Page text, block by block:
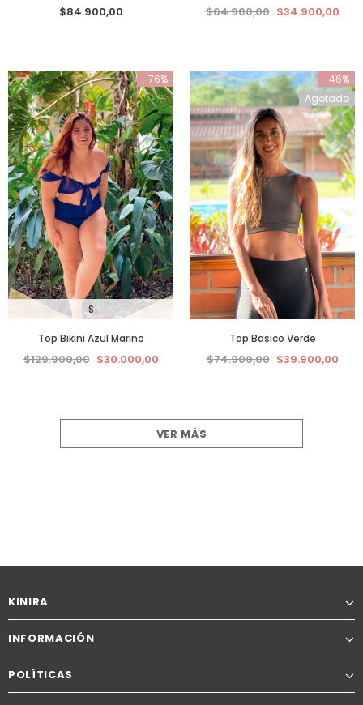
$84.900,00 $64.900,00 $34.900,00
-76%
S
Top Bikini Azul Marino
$129.900,00 $30.000,00
-46%
Agotado
Top Basico Verde
$74.900,00 $39.900,00
VER MÁS
KINIRA
INFORMACIÓN
POLÍTICAS